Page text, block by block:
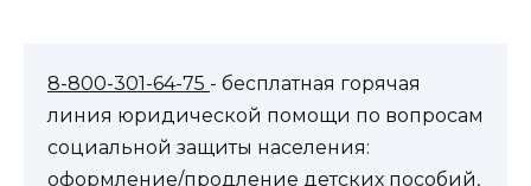
8-800-301-64-75 - бесплатная горячая
линия юридической помощи по вопросам
социальной защиты населения:
оформление/продление детских пособий,